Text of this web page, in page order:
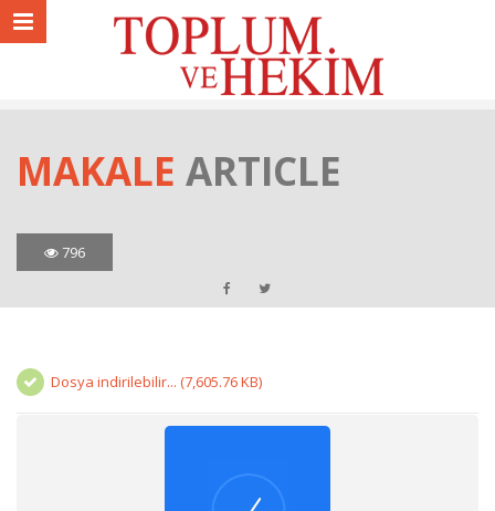
MAKALE ARTICLE
796
Dosya indirilebilir... (7,605.76 KB)